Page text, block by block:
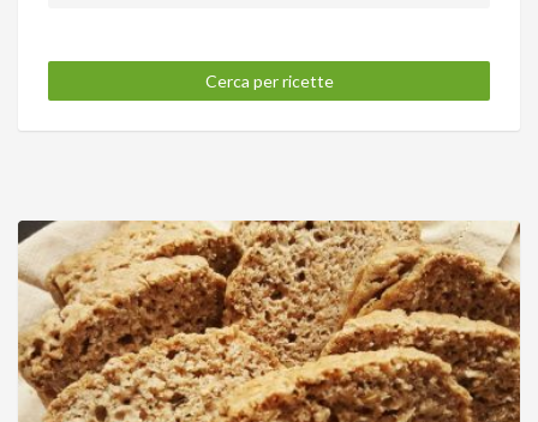
Cerca per ricette